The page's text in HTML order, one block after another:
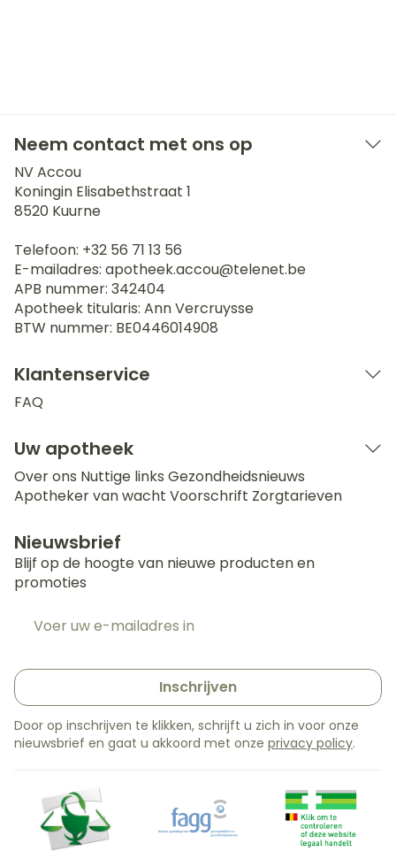
Neem contact met ons op
NV Accou
Koningin Elisabethstraat 1
8520 Kuurne
Telefoon: +32 56 71 13 56
E-mailadres: apotheek.accou@telenet.be
APB nummer: 342404
Apotheek titularis: Ann Vercruysse
BTW nummer: BE0446014908
Klantenservice
FAQ
Uw apotheek
Over ons Nuttige links Gezondheidsnieuws
Apotheker van wacht Voorschrift Zorgtarieven
Nieuwsbrief
Blijf op de hoogte van nieuwe producten en
promoties
Inschrijven
Door op inschrijven te klikken, schrijft u zich in voor onze
nieuwsbrief en gaat u akkoord met onze privacy policy.